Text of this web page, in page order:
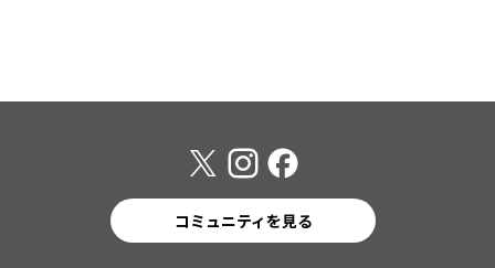
コミュニティを見る